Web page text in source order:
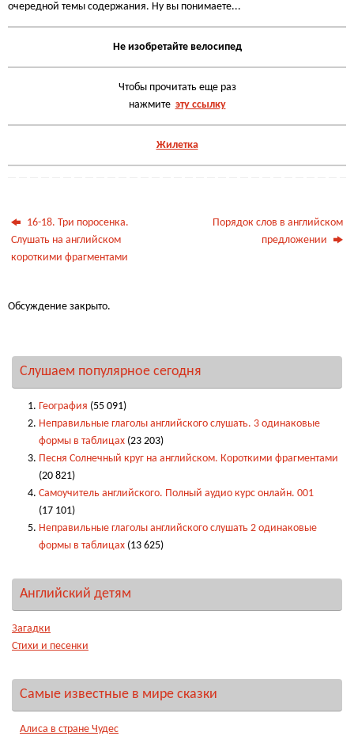
очередной темы содержания. Ну вы понимаете...
Не изобретайте велосипед
Чтобы прочитать еще раз
нажмите эту ссылку
Жилетка
16-18. Три поросенка.
Слушать на английском
короткими фрагментами
Порядок слов в английском
предложении
Обсуждение закрыто.
Слушаем популярное сегодня
География (55 091)
Неправильные глаголы английского слушать. 3 одинаковые
формы в таблицах (23 203)
Песня Солнечный круг на английском. Короткими фрагментами
(20 821)
Самоучитель английского. Полный аудио курс онлайн. 001
(17 101)
Неправильные глаголы английского слушать 2 одинаковые
формы в таблицах (13 625)
Английский детям
Загадки
Стихи и песенки
Самые известные в мире сказки
Алиса в стране Чудес